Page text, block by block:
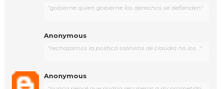
"gobierne quien gobierne los derechos se defienden"
Anonymous
"rechazamos la política salinista de claudia no los..."
Anonymous